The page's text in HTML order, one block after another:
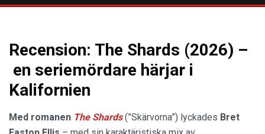
Recension: The Shards (2026) –
en seriemördare härjar i
Kalifornien
Med romanen The Shards(”Skärvorna”) lyckades Bret